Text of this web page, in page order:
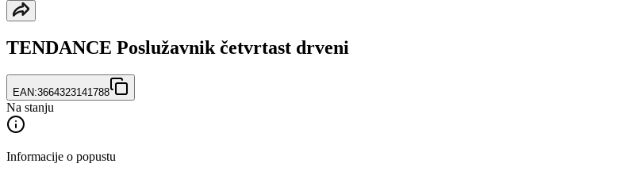
TENDANCE Poslužavnik četvrtast drveni
EAN:3664323141788
Na stanju
Informacije o popustu